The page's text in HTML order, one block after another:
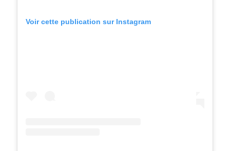
Voir cette publication sur Instagram